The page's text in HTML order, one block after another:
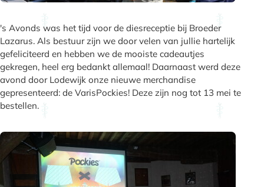
's Avonds was het tijd voor de diesreceptie bij Broeder
Lazarus. Als bestuur zijn we door velen van jullie hartelijk
gefeliciteerd en hebben we de mooiste cadeautjes
gekregen, heel erg bedankt allemaal! Daarnaast werd deze
avond door Lodewijk onze nieuwe merchandise
gepresenteerd: de VarisPockies! Deze zijn nog tot 13 mei te
bestellen.